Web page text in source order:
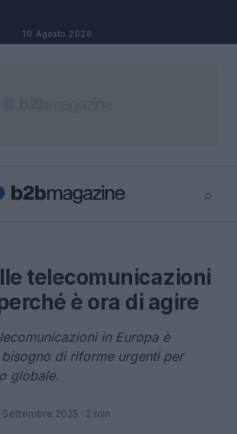
10 Agosto 2026
⌕
telecomunicazioni
è ora di agire
in Europa è
di riforme urgenti per
globale.
Settembre 2025 · 2 min